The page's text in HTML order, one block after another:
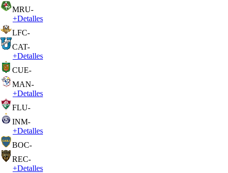
MRU-
+Detalles
LFC-
CAT-
+Detalles
CUE-
MAN-
+Detalles
FLU-
INM-
+Detalles
BOC-
REC-
+Detalles